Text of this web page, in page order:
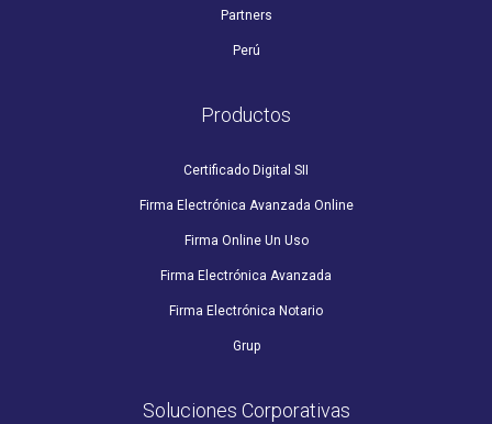
Partners
Perú
Productos
Certificado Digital SII
Firma Electrónica Avanzada Online
Firma Online Un Uso
Firma Electrónica Avanzada
Firma Electrónica Notario
Grup
Soluciones Corporativas